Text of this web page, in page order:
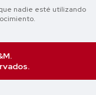
nadie esté utilizando